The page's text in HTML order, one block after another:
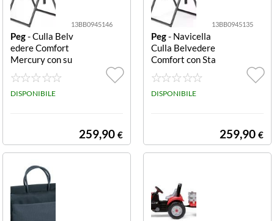
13BB0945146
Peg- Culla Belv
edere Comfort
Mercury con su
pporto regolabil
e Navicella Peg
IN17000000G
DISPONIBILE
259,90 €
13BB0945135
Peg- Navicella
Culla Belvedere
Comfort con Sta
nd Mon Amour
Comfort con Sta
nd by Me
DISPONIBILE
259,90 €